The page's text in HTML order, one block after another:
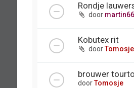
Rondje
door martin66
Kobutex rit
doorTomosje
brouwer
doorTomosje